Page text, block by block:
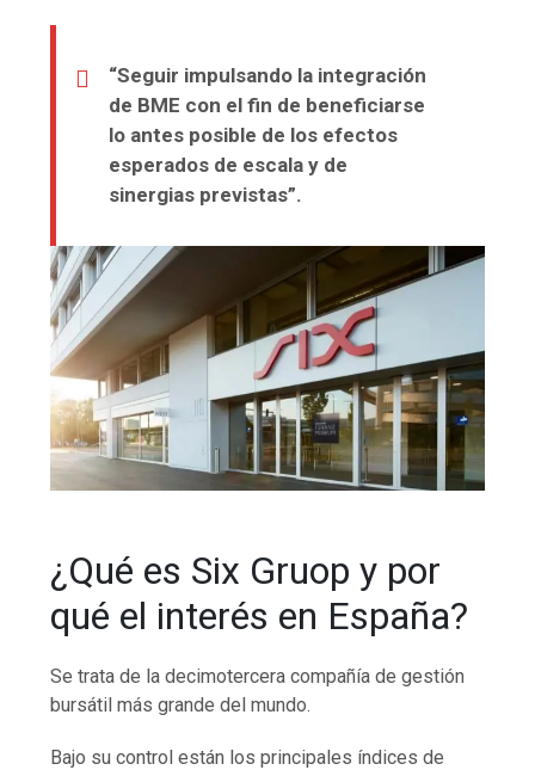
“Seguir impulsando la integración
de BME con el fin de beneficiarse
lo antes posible de los efectos
esperados de escala y de
sinergias previstas”.
¿Qué es Six Gruop y por
qué el interés en España?
Se trata de la decimotercera compañía de gestión
bursátil más grande del mundo.
Bajo su control están los principales índices de